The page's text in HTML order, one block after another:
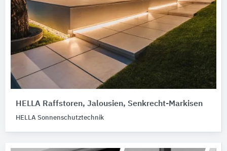
HELLA Raffstoren, Jalousien, Senkrecht-Markisen
HELLA Sonnenschutztechnik